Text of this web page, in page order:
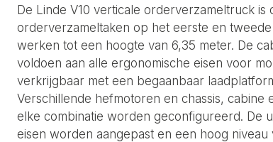
De Linde V10 verticale orderverzameltruck
orderverzameltaken op het eerste en
werken tot een hoogte van 6,35 meter. De
voldoen aan alle ergonomische eisen voor
verkrijgbaar met een begaanbaar
Verschillende hefmotoren en chassis, cabine
elke combinatie worden geconfigureerd. De
eisen worden aangepast en een hoog